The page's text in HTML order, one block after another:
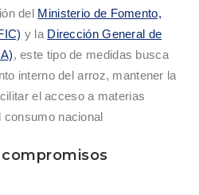
del Ministerio de Fomento,
y la Dirección General de
, este tipo de medidas busca
interno del arroz, mantener la
el acceso a materias
consumo nacional